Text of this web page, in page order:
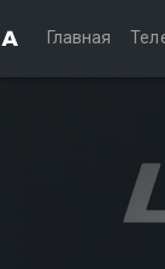
Главная